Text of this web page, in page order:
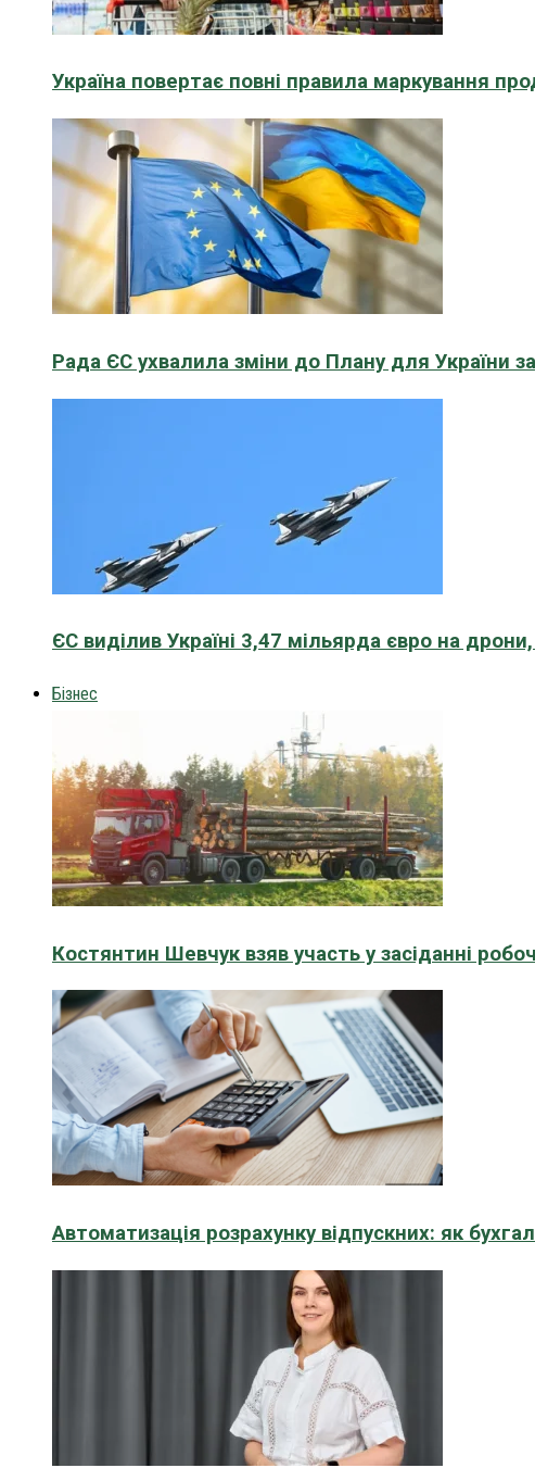
Україна повертає повні правила маркування
Рада ЄС ухвалила зміни до Плану для України
ЄС виділив Україні 3,47 мільярда євро на
Бізнес
Костянтин Шевчук взяв участь у засіданні
Автоматизація розрахунку відпускних: як